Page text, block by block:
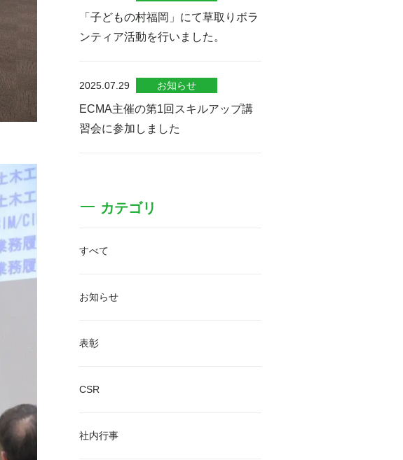
「子どもの村福岡」にて草取りボラ
ンティア活動を行いました。
2025.07.29 お知らせ
ECMA主催の第1回スキルアップ講
習会に参加しました
カテゴリ
すべて
お知らせ
表彰
CSR
社内行事